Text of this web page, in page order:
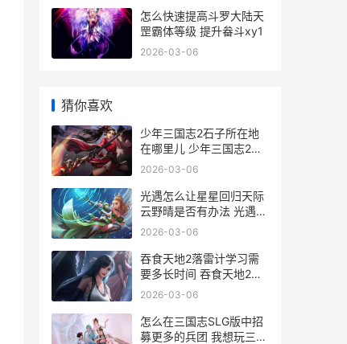
怎么快速提高斗罗大陆天
罡霸体等级 提升畚斗xy1
2026-03-06
猜你喜欢
少年三国志2石子所在地
在哪里儿 少年三国志2觉
醒石
2026-03-06
光遇怎么让星星回归天际
云野晴是否有办法 光遇怎
么弄星星
2026-03-06
吞食天地2落雷计学习需
要多长时间 吞食天地2落
雷计怎么按啊
2026-03-06
怎么在三国志SLG版中招
募更多的兵团 我想玩三国